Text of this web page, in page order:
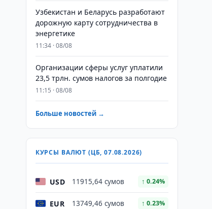
Узбекистан и Беларусь разработают
дорожную карту сотрудничества в
энергетике
11:34 · 08/08
Организации сферы услуг уплатили
23,5 трлн. сумов налогов за полгодие
11:15 · 08/08
Больше новостей →
КУРСЫ ВАЛЮТ (ЦБ, 07.08.2026)
USD 11915,64 сумов ↑ 0.24%
EUR 13749,46 сумов ↑ 0.23%